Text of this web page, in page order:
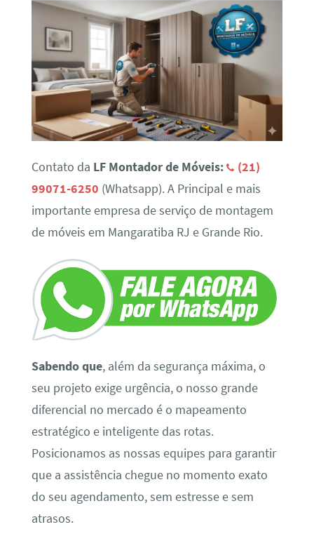
Contato da LF Montador de Móveis:
(21)
99071-6250 (Whatsapp). A Principal e mais
importante empresa de serviço de montagem
de móveis em Mangaratiba RJ e Grande Rio.
Sabendo que, além da segurança máxima, o
seu projeto exige urgência, o nosso grande
diferencial no mercado é o mapeamento
estratégico e inteligente das rotas.
Posicionamos as nossas equipes para garantir
que a assistência chegue no momento exato
do seu agendamento, sem estresse e sem
atrasos.